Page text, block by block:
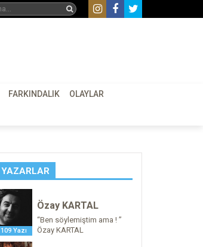
FARKINDALIK OLAYLAR
YAZARLAR
109 Yazı
Özay KARTAL
“Ben söylemiştim ama ! ”
Özay KARTAL